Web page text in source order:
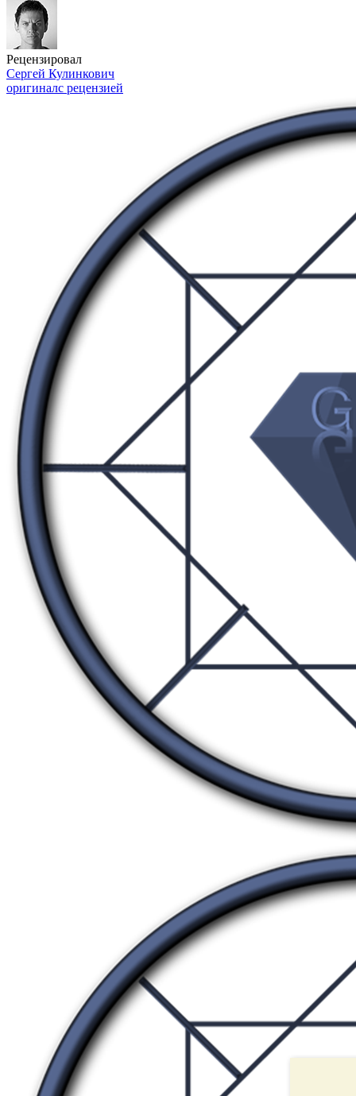
Рецензировал
Сергей Кулинкович
оригиналс рецензией